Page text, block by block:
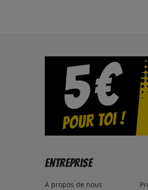
Entreprise
À propos de nous